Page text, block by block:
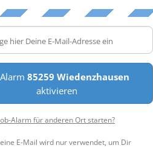
Alarm85259 Wiedenzhausen
aktivieren
Alarm für anderen Ort starten?
E-Mail wird nur verwendet, um Dir